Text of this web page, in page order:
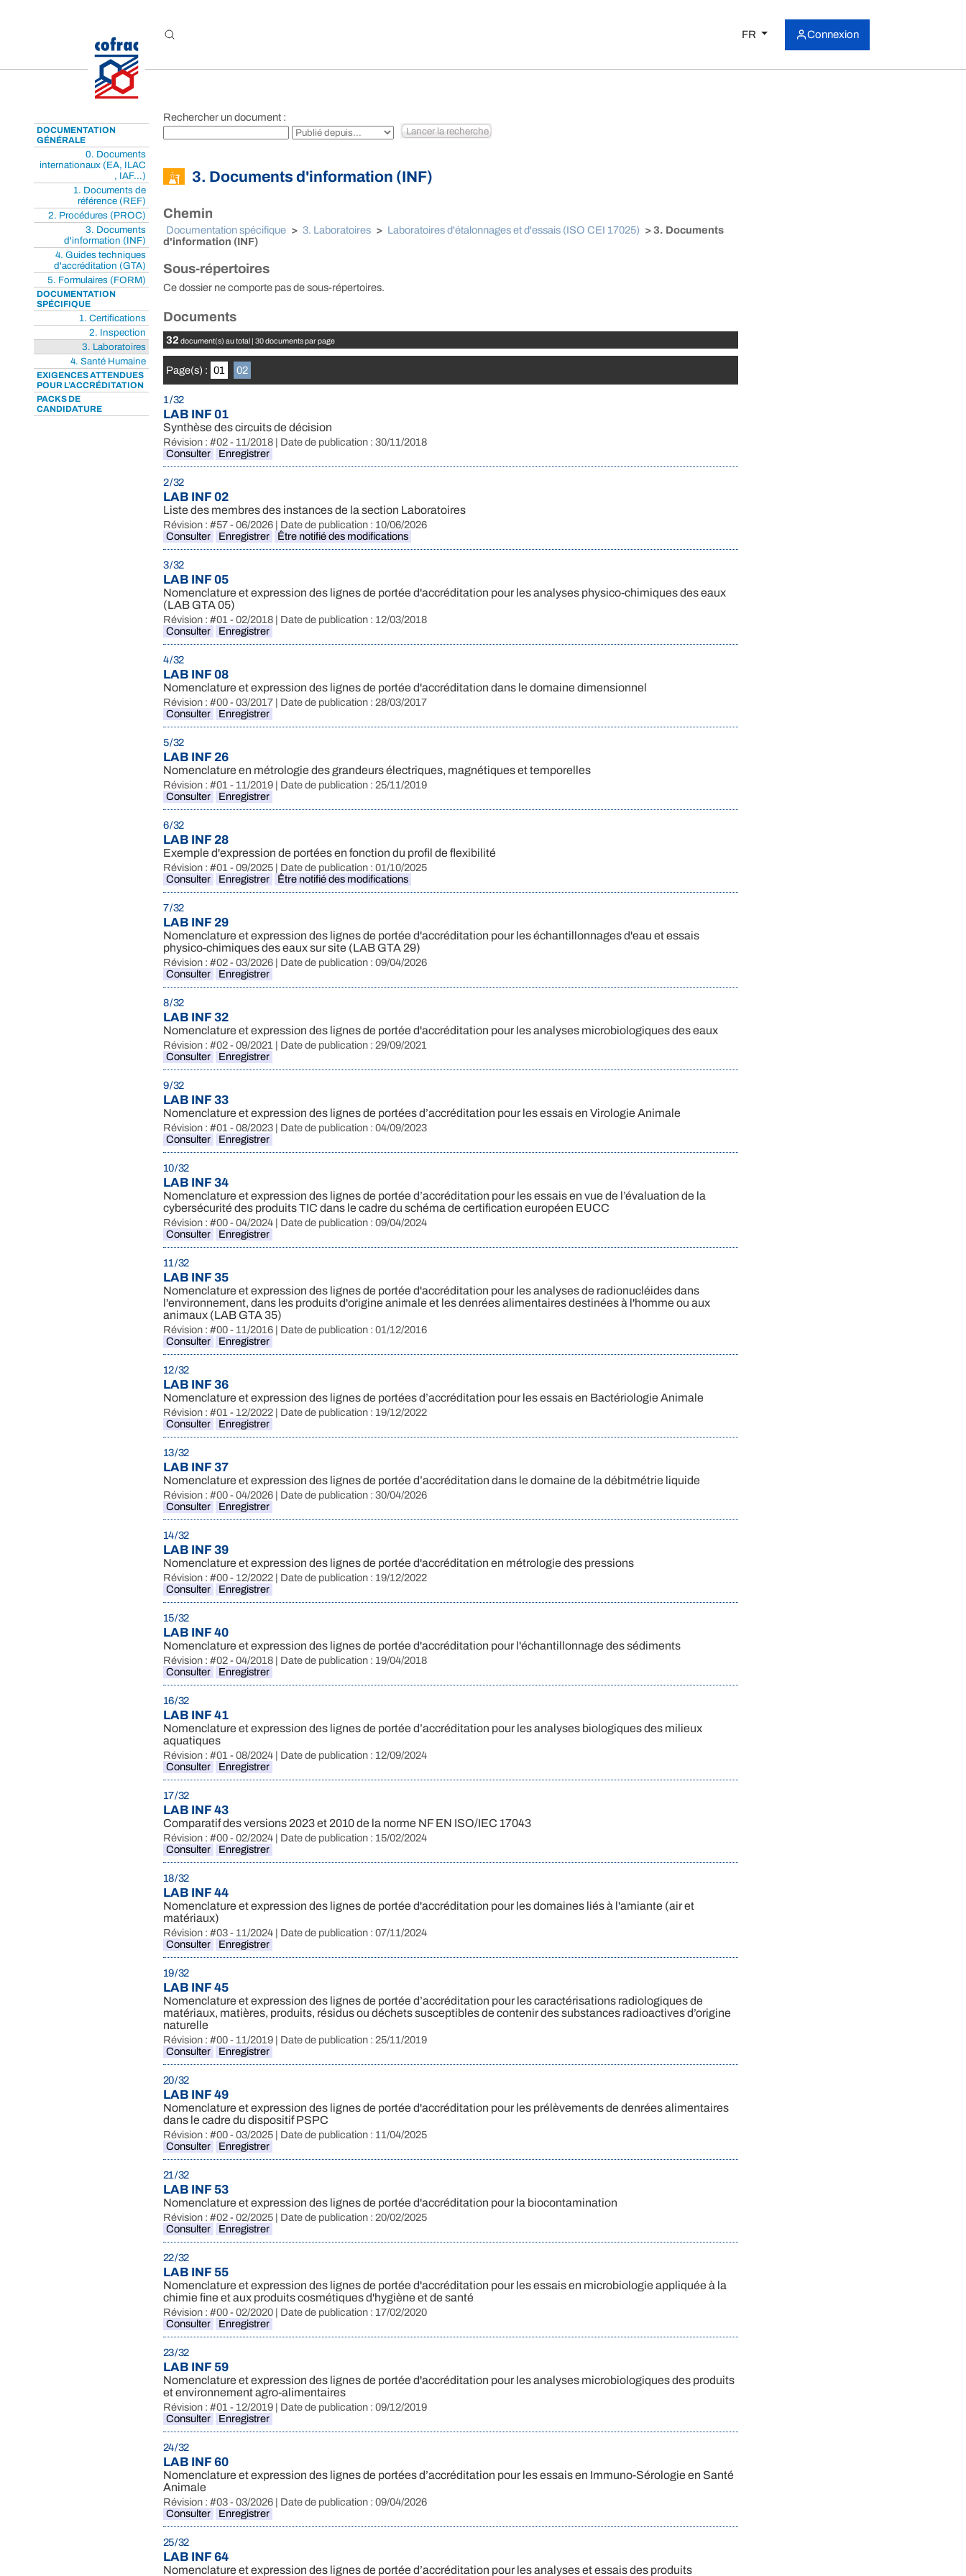
FR Connexion
DOCUMENTATION
GÉNÉRALE
0. Documents
internationaux (EA, ILAC
, IAF...)
1. Documents de
référence (REF)
2. Procédures (PROC)
3. Documents
d'information (INF)
4. Guides techniques
d'accréditation (GTA)
5. Formulaires (FORM)
DOCUMENTATION
SPÉCIFIQUE
1. Certifications
2. Inspection
3. Laboratoires
4. Santé Humaine
EXIGENCES ATTENDUES
POUR L’ACCRÉDITATION
PACKS DE
CANDIDATURE
Rechercher un document :
3. Documents d'information (INF)
Chemin
Documentation spécifique > 3. Laboratoires > Laboratoires d'étalonnages et d'essais (ISO CEI 17025) > 3. Documents
d'information (INF)
Sous-répertoires
Ce dossier ne comporte pas de sous-répertoires.
Documents
32 document(s) au total | 30 documents par page
Page(s) : 01 02
1 / 32
LAB INF 01
Synthèse des circuits de décision
Révision : #02 - 11/2018 | Date de publication : 30/11/2018
Consulter
Enregistrer
2 / 32
LAB INF 02
Liste des membres des instances de la section Laboratoires
Révision : #57 - 06/2026 | Date de publication : 10/06/2026
Consulter
Enregistrer Être notifié des modifications
3 / 32
LAB INF 05
Nomenclature et expression des lignes de portée d'accréditation pour les analyses physico-chimiques des eaux
(LAB GTA 05)
Révision : #01 - 02/2018 | Date de publication : 12/03/2018
Consulter
Enregistrer
4 / 32
LAB INF 08
Nomenclature et expression des lignes de portée d'accréditation dans le domaine dimensionnel
Révision : #00 - 03/2017 | Date de publication : 28/03/2017
Consulter
Enregistrer
5 / 32
LAB INF 26
Nomenclature en métrologie des grandeurs électriques, magnétiques et temporelles
Révision : #01 - 11/2019 | Date de publication : 25/11/2019
Consulter
Enregistrer
6 / 32
LAB INF 28
Exemple d'expression de portées en fonction du profil de flexibilité
Révision : #01 - 09/2025 | Date de publication : 01/10/2025
Consulter
Enregistrer Être notifié des modifications
7 / 32
LAB INF 29
Nomenclature et expression des lignes de portée d'accréditation pour les échantillonnages d'eau et essais
physico-chimiques des eaux sur site (LAB GTA 29)
Révision : #02 - 03/2026 | Date de publication : 09/04/2026
Consulter
Enregistrer
8 / 32
LAB INF 32
Nomenclature et expression des lignes de portée d'accréditation pour les analyses microbiologiques des eaux
Révision : #02 - 09/2021 | Date de publication : 29/09/2021
Consulter
Enregistrer
9 / 32
LAB INF 33
Nomenclature et expression des lignes de portées d’accréditation pour les essais en Virologie Animale
Révision : #01 - 08/2023 | Date de publication : 04/09/2023
Consulter
Enregistrer
10 / 32
LAB INF 34
Nomenclature et expression des lignes de portée d’accréditation pour les essais en vue de l’évaluation de la
cybersécurité des produits TIC dans le cadre du schéma de certification européen EUCC
Révision : #00 - 04/2024 | Date de publication : 09/04/2024
Consulter
Enregistrer
11 / 32
LAB INF 35
Nomenclature et expression des lignes de portée d'accréditation pour les analyses de radionucléides dans
l'environnement, dans les produits d'origine animale et les denrées alimentaires destinées à l'homme ou aux
animaux (LAB GTA 35)
Révision : #00 - 11/2016 | Date de publication : 01/12/2016
Consulter
Enregistrer
12 / 32
LAB INF 36
Nomenclature et expression des lignes de portées d’accréditation pour les essais en Bactériologie Animale
Révision : #01 - 12/2022 | Date de publication : 19/12/2022
Consulter
Enregistrer
13 / 32
LAB INF 37
Nomenclature et expression des lignes de portée d’accréditation dans le domaine de la débitmétrie liquide
Révision : #00 - 04/2026 | Date de publication : 30/04/2026
Consulter
Enregistrer
14 / 32
LAB INF 39
Nomenclature et expression des lignes de portée d'accréditation en métrologie des pressions
Révision : #00 - 12/2022 | Date de publication : 19/12/2022
Consulter
Enregistrer
15 / 32
LAB INF 40
Nomenclature et expression des lignes de portée d'accréditation pour l'échantillonnage des sédiments
Révision : #02 - 04/2018 | Date de publication : 19/04/2018
Consulter
Enregistrer
16 / 32
LAB INF 41
Nomenclature et expression des lignes de portée d’accréditation pour les analyses biologiques des milieux
aquatiques
Révision : #01 - 08/2024 | Date de publication : 12/09/2024
Consulter
Enregistrer
17 / 32
LAB INF 43
Comparatif des versions 2023 et 2010 de la norme NF EN ISO/IEC 17043
Révision : #00 - 02/2024 | Date de publication : 15/02/2024
Consulter
Enregistrer
18 / 32
LAB INF 44
Nomenclature et expression des lignes de portée d'accréditation pour les domaines liés à l'amiante (air et
matériaux)
Révision : #03 - 11/2024 | Date de publication : 07/11/2024
Consulter
Enregistrer
19 / 32
LAB INF 45
Nomenclature et expression des lignes de portée d’accréditation pour les caractérisations radiologiques de
matériaux, matières, produits, résidus ou déchets susceptibles de contenir des substances radioactives d’origine
naturelle
Révision : #00 - 11/2019 | Date de publication : 25/11/2019
Consulter
Enregistrer
20 / 32
LAB INF 49
Nomenclature et expression des lignes de portée d'accréditation pour les prélèvements de denrées alimentaires
dans le cadre du dispositif PSPC
Révision : #00 - 03/2025 | Date de publication : 11/04/2025
Consulter
Enregistrer
21 / 32
LAB INF 53
Nomenclature et expression des lignes de portée d'accréditation pour la biocontamination
Révision : #02 - 02/2025 | Date de publication : 20/02/2025
Consulter
Enregistrer
22 / 32
LAB INF 55
Nomenclature et expression des lignes de portée d'accréditation pour les essais en microbiologie appliquée à la
chimie fine et aux produits cosmétiques d'hygiène et de santé
Révision : #00 - 02/2020 | Date de publication : 17/02/2020
Consulter
Enregistrer
23 / 32
LAB INF 59
Nomenclature et expression des lignes de portée d'accréditation pour les analyses microbiologiques des produits
et environnement agro-alimentaires
Révision : #01 - 12/2019 | Date de publication : 09/12/2019
Consulter
Enregistrer
24 / 32
LAB INF 60
Nomenclature et expression des lignes de portées d’accréditation pour les essais en Immuno-Sérologie en Santé
Animale
Révision : #03 - 03/2026 | Date de publication : 09/04/2026
Consulter
Enregistrer
25 / 32
LAB INF 64
Nomenclature et expression des lignes de portée d’accréditation pour les analyses et essais des produits